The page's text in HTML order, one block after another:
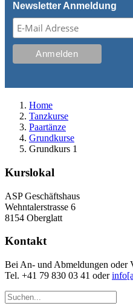
Newsletter Anmeldung
Home
Tanzkurse
Paartänze
Grundkurse
Grundkurs 1
Kurslokal
ASP Geschäftshaus
Wehntalerstrasse 6
8154 Oberglatt
Kontakt
Bei An- und Abmeldungen oder
Tel. +41 79 830 03 41 oder